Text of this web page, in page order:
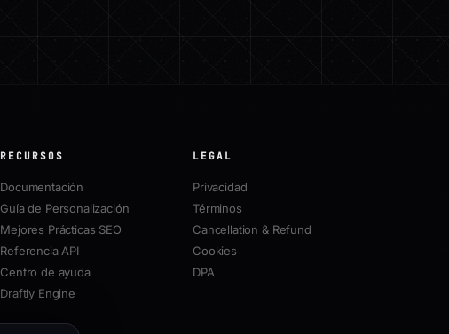
RECURSOS
Documentación
Guía de Personalización
Mejores Prácticas SEO
Referencia API
Centro de ayuda
Draftly Engine
LEGAL
Privacidad
Términos
Cancellation & Refund
Cookies
DPA